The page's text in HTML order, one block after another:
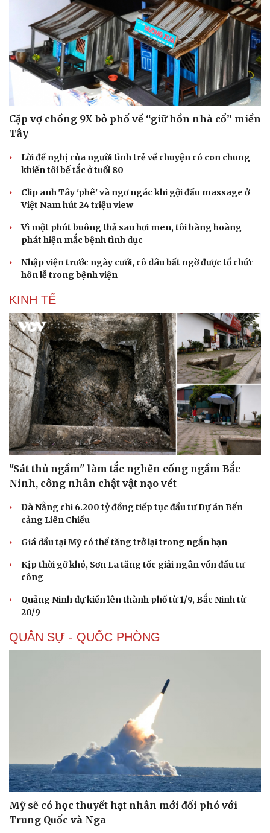
Thông tin doanh nghiệp
Doanh nghiệp 24h
Doanh nhân
Vì cộng đồng
Sành điệu
Tin Công nghệ
Trải nghiệm
Chuyển đổi số
Sức khỏe
Cặp vợ chồng 9X bỏ phố về “giữ hồn nhà cổ” miền
Tây
Lời đề nghị của người tình trẻ về chuyện có con chung
khiến tôi bế tắc ở tuổi 80
Clip anh Tây 'phê' và ngơ ngác khi gội đầu massage ở
Việt Nam hút 24 triệu view
Vì một phút buông thả sau hơi men, tôi bàng hoàng
phát hiện mắc bệnh tình dục
Nhập viện trước ngày cưới, cô dâu bất ngờ được tổ chức
hôn lễ trong bệnh viện
KINH TẾ
"Sát thủ ngầm" làm tắc nghẽn cống ngầm Bắc
Ninh, công nhân chật vật nạo vét
Đà Nẵng chi 6.200 tỷ đồng tiếp tục đầu tư Dự án Bến
cảng Liên Chiểu
Giá dầu tại Mỹ có thể tăng trở lại trong ngắn hạn
Kịp thời gỡ khó, Sơn La tăng tốc giải ngân vốn đầu tư
công
Quảng Ninh dự kiến lên thành phố từ 1/9, Bắc Ninh từ
20/9
QUÂN SỰ - QUỐC PHÒNG
Mỹ sẽ có học thuyết hạt nhân mới đối phó với
Trung Quốc và Nga